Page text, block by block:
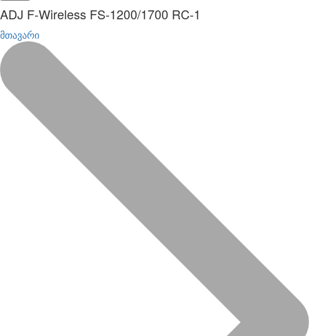
ADJ F-Wireless FS-1200/1700 RC-1
მთავარი